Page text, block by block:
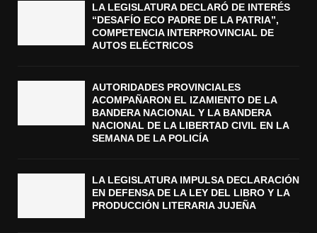
LA LEGISLATURA DECLARÓ DE INTERÉS
“DESAFÍO ECO PADRE DE LA PATRIA”,
COMPETENCIA INTERPROVINCIAL DE
AUTOS ELÉCTRICOS
AUTORIDADES PROVINCIALES
ACOMPAÑARON EL IZAMIENTO DE LA
BANDERA NACIONAL Y LA BANDERA
NACIONAL DE LA LIBERTAD CIVIL EN LA
SEMANA DE LA POLICÍA
LA LEGISLATURA IMPULSA DECLARACIÓN
EN DEFENSA DE LA LEY DEL LIBRO Y LA
PRODUCCIÓN LITERARIA JUJEÑA